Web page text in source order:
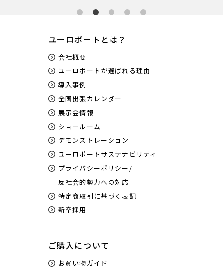
ユーロポートとは？
会社概要
ユーロポートが選ばれる理由
導入事例
全国出張カレンダー
展示会情報
ショールーム
デモンストレーション
ユーロポートサステナビリティ
プライバシーポリシー/
反社会的勢力への対応
特定商取引に基づく表記
新卒採用
ご購入について
お買い物ガイド